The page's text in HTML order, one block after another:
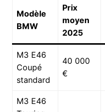
Modèle
BMW
Prix
moyen
2025
M3 E46
Coupé
standard
40 000
€
M3 E46